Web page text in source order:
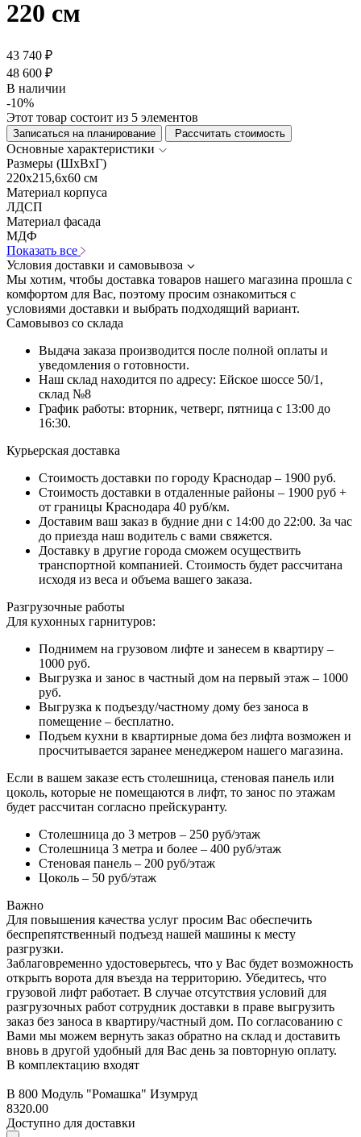
220 см
43 740 ₽
48 600 ₽
В наличии
-10%
Этот товар состоит из 5 элементов
Записаться на планирование Рассчитать стоимость
Основные характеристики
Размеры (ШхВхГ)
220x215,6x60 см
Материал корпуса
ЛДСП
Материал фасада
МДФ
Показать все
Условия доставки и самовывоза
Мы хотим, чтобы доставка товаров нашего магазина прошла с
комфортом для Вас, поэтому просим ознакомиться с
условиями доставки и выбрать подходящий вариант.
Самовывоз со склада
Выдача заказа производится после полной оплаты и
уведомления о готовности.
Наш склад находится по адресу: Ейское шоссе 50/1,
склад №8
График работы: вторник, четверг, пятница с 13:00 до
16:30.
Курьерская доставка
Стоимость доставки по городу Краснодар – 1900 руб.
Стоимость доставки в отдаленные районы – 1900 руб +
от границы Краснодара 40 руб/км.
Доставим ваш заказ в будние дни с 14:00 до 22:00. За час
до приезда наш водитель с вами свяжется.
Доставку в другие города сможем осуществить
транспортной компанией. Стоимость будет рассчитана
исходя из веса и объема вашего заказа.
Разгрузочные работы
Для кухонных гарнитуров:
Поднимем на грузовом лифте и занесем в квартиру –
1000 руб.
Выгрузка и занос в частный дом на первый этаж – 1000
руб.
Выгрузка к подъезду/частному дому без заноса в
помещение – бесплатно.
Подъем кухни в квартирные дома без лифта возможен и
просчитывается заранее менеджером нашего магазина.
Если в вашем заказе есть столешница, стеновая панель или
цоколь, которые не помещаются в лифт, то занос по этажам
будет рассчитан согласно прейскуранту.
Столешница до 3 метров – 250 руб/этаж
Столешница 3 метра и более – 400 руб/этаж
Стеновая панель – 200 руб/этаж
Цоколь – 50 руб/этаж
Важно
Для повышения качества услуг просим Вас обеспечить
беспрепятственный подъезд нашей машины к месту
разгрузки.
Заблаговременно удостоверьтесь, что у Вас будет возможность
открыть ворота для въезда на территорию. Убедитесь, что
грузовой лифт работает. В случае отсутствия условий для
разгрузочных работ сотрудник доставки в праве выгрузить
заказ без заноса в квартиру/частный дом. По согласованию с
Вами мы можем вернуть заказ обратно на склад и доставить
вновь в другой удобный для Вас день за повторную оплату.
В комплектацию входят
В 800 Модуль "Ромашка" Изумруд
8320.00
Доступно для доставки